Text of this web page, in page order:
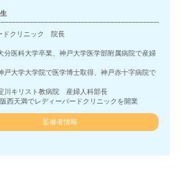
ドクリニック 院長
医科大学卒業、神戸大学医学部附属病院で産婦
大学大学院で医学博士取得、神戸赤十字病院で
キリスト教病院 産婦人科部長
西天満でレディーバードクリニックを開業
監修者情報